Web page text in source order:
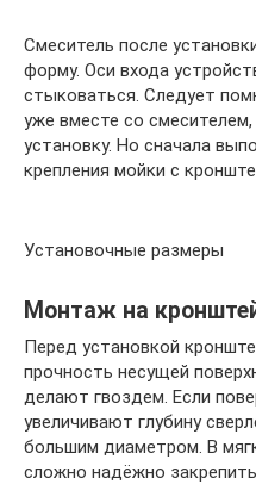
Смеситель после
форму. Оси входа
стыковаться. Следует
уже вместе со
установку. Но сначала
крепления мойки с
Установочные размеры
Монтаж на
Перед установкой
прочность несущей
делают гвоздем. Если
увеличивают глубину
большим диаметром. В
сложно надёжно